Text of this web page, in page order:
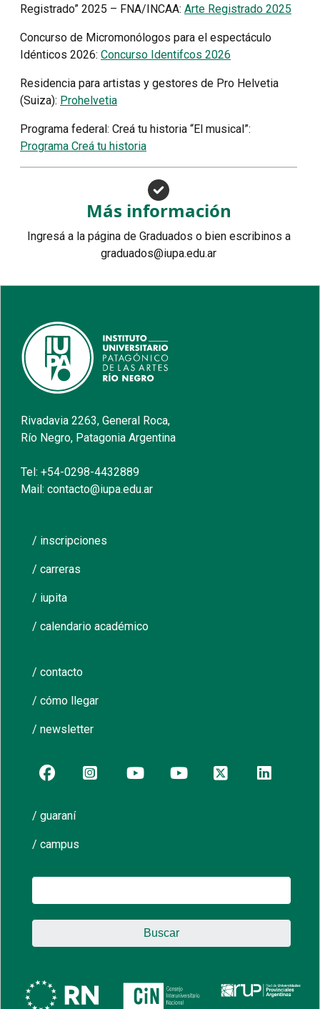
Registrado” 2025 – FNA/INCAA: Arte Registrado 2025
Concurso de Micromonólogos para el espectáculo
Idénticos 2026: Concurso Identifcos 2026
Residencia para artistas y gestores de Pro Helvetia
(Suiza): Prohelvetia
Programa federal: Creá tu historia “El musical”:
Programa Creá tu historia
Más información
Ingresá a la página de Graduados o bien escribinos a
graduados@iupa.edu.ar
Rivadavia 2263, General Roca,
Río Negro, Patagonia Argentina
Tel: +54-0298-4432889
Mail: contacto@iupa.edu.ar
/ inscripciones
/ carreras
/ iupita
/ calendario académico
/ contacto
/ cómo llegar
/ newsletter
/ guaraní
/ campus
Buscar: